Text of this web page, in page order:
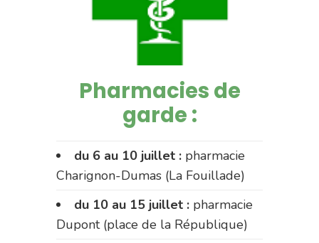
Pharmacies de
garde :
du 6 au 10 juillet : pharmacie
Charignon-Dumas (La Fouillade)
du 10 au 15 juillet : pharmacie
Dupont (place de la République)